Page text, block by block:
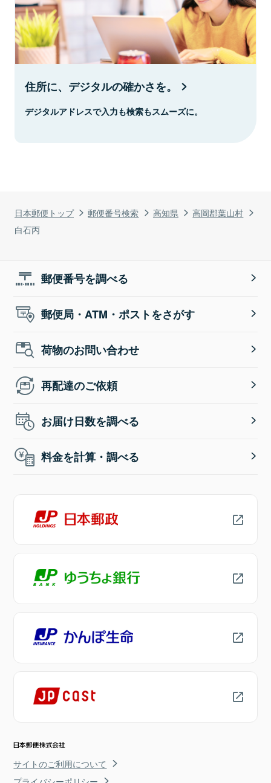
日本郵便トップ 郵便番号検索 高知県
高岡郡葉山村
白石丙
住所に、デジタルの確かさを。
デジタルアドレスで入力も検索もスムーズに。
郵便番号を調べる
郵便局・ATM・ポストをさがす
荷物のお問い合わせ
再配達のご依頼
お届け日数を調べる
料金を計算・調べる
サイトのご利用について